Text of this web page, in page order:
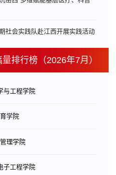
社会实践队赴江西开展实践活动
排行榜（2026年7月）
与工程学院
学院
理学院
子工程学院